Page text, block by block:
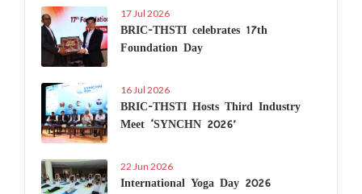
17 Jul 2026
BRIC-THSTI celebrates 17th
Foundation Day
16 Jul 2026
BRIC-THSTI Hosts Third Industry
Meet ‘SYNCHN 2026’
22 Jun 2026
International Yoga Day 2026